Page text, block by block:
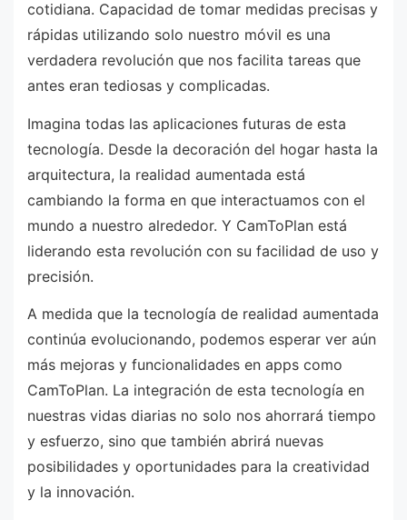
cotidiana. Capacidad de tomar medidas precisas y
rápidas utilizando solo nuestro móvil es una
verdadera revolución que nos facilita tareas que
antes eran tediosas y complicadas.
Imagina todas las aplicaciones futuras de esta
tecnología. Desde la decoración del hogar hasta la
arquitectura, la realidad aumentada está
cambiando la forma en que interactuamos con el
mundo a nuestro alrededor. Y CamToPlan está
liderando esta revolución con su facilidad de uso y
precisión.
A medida que la tecnología de realidad aumentada
continúa evolucionando, podemos esperar ver aún
más mejoras y funcionalidades en apps como
CamToPlan. La integración de esta tecnología en
nuestras vidas diarias no solo nos ahorrará tiempo
y esfuerzo, sino que también abrirá nuevas
posibilidades y oportunidades para la creatividad
y la innovación.